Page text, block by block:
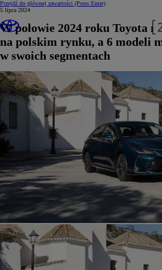
Przejdź do głównej zawartości (Press Enter)
5 lipca 2024
W połowie 2024 roku Toyota
na polskim rynku, a 6 modeli
w swoich segmentach